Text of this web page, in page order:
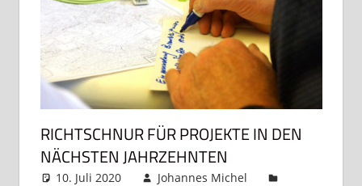
RICHTSCHNUR FÜR PROJEKTE IN DEN
NÄCHSTEN JAHRZEHNTEN
10. Juli 2020
Johannes Michel